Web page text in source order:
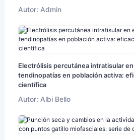
Autor: Admin
Electrólisis percutánea intratisular
tendinopatías en población activa:
científica
Autor: Albi Bello